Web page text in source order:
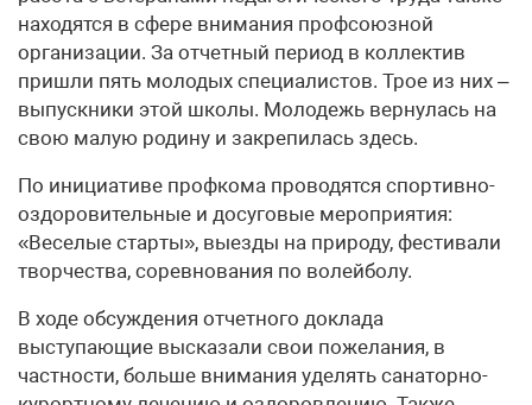
находятся в сфере внимания профсоюзной
организации. За отчетный период в коллектив
пришли пять молодых специалистов. Трое из них –
выпускники этой школы. Молодежь вернулась на
свою малую родину и закрепилась здесь.
По инициативе профкома проводятся спортивно-
оздоровительные и досуговые мероприятия:
«Веселые старты», выезды на природу, фестивали
творчества, соревнования по волейболу.
В ходе обсуждения отчетного доклада
выступающие высказали свои пожелания, в
частности, больше внимания уделять санаторно-